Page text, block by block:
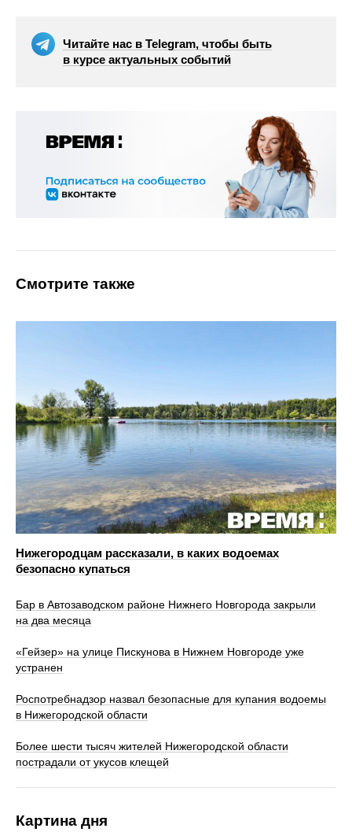
Читайте нас в Telegram, чтобы быть
в курсе актуальных событий
Смотрите также
Нижегородцам рассказали, в каких водоемах
безопасно купаться
Бар в Автозаводском районе Нижнего Новгорода закрыли
на два месяца
«Гейзер» на улице Пискунова в Нижнем Новгороде уже
устранен
Роспотребнадзор назвал безопасные для купания водоемы
в Нижегородской области
Более шести тысяч жителей Нижегородской области
пострадали от укусов клещей
Картина дня